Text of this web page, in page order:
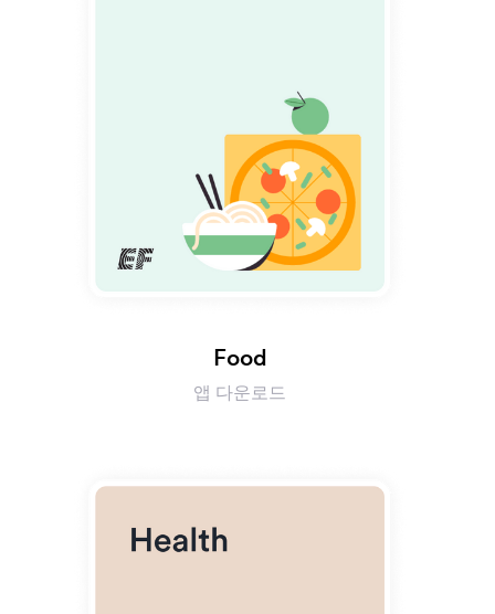
Food
앱 다운로드